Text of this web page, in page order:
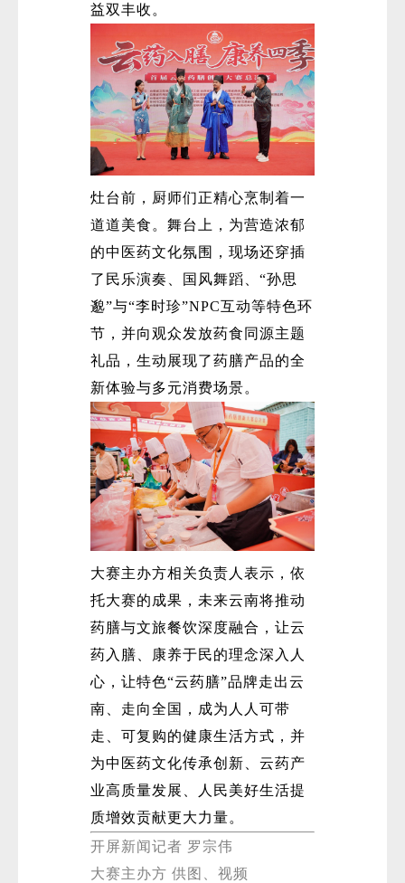
益双丰收。
灶台前，厨师们正精心烹制着一
道道美食。舞台上，为营造浓郁
的中医药文化氛围，现场还穿插
了民乐演奏、国风舞蹈、“孙思
邈”与“李时珍”NPC互动等特色环
节，并向观众发放药食同源主题
礼品，生动展现了药膳产品的全
新体验与多元消费场景。
大赛主办方相关负责人表示，依
托大赛的成果，未来云南将推动
药膳与文旅餐饮深度融合，让云
药入膳、康养于民的理念深入人
心，让特色“云药膳”品牌走出云
南、走向全国，成为人人可带
走、可复购的健康生活方式，并
为中医药文化传承创新、云药产
业高质量发展、人民美好生活提
质增效贡献更大力量。
开屏新闻记者 罗宗伟
大赛主办方 供图、视频